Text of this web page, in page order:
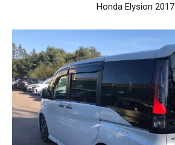
Honda Elysion 2017